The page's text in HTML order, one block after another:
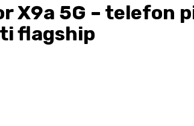
X9a 5G – telefon
flagship